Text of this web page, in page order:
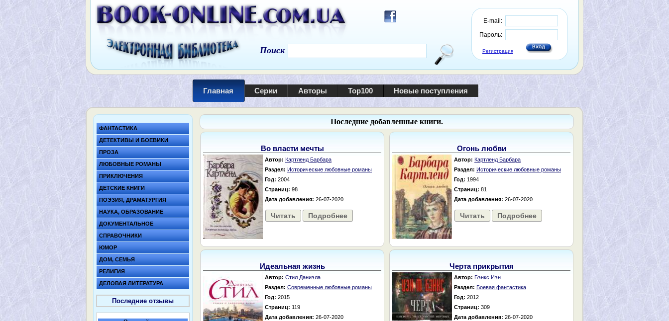
E-mail:
Пароль:
Регистрация
Поиск
Главная Серии Авторы Top100 Новые поступления
ФАНТАСТИКА
ДЕТЕКТИВЫ И БОЕВИКИ
ПРОЗА
ЛЮБОВНЫЕ РОМАНЫ
ПРИКЛЮЧЕНИЯ
ДЕТСКИЕ КНИГИ
ПОЭЗИЯ, ДРАМАТУРГИЯ
НАУКА, ОБРАЗОВАНИЕ
ДОКУМЕНТАЛЬНОЕ
СПРАВОЧНИКИ
ЮМОР
ДОМ, СЕМЬЯ
РЕЛИГИЯ
ДЕЛОВАЯ ЛИТЕРАТУРА
Последние отзывы
Последние добавленные книги.
Во власти мечты
Автор: Картленд Барбара
Раздел: Исторические любовные романы
Год: 2004
Страниц: 98
Дата добавления: 26-07-2020
Читать Подробнее
Огонь любви
Автор: Картленд Барбара
Раздел: Исторические любовные романы
Год: 1994
Страниц: 81
Дата добавления: 26-07-2020
Читать Подробнее
Идеальная жизнь
Автор: Стил Даниэла
Раздел: Современные любовные романы
Год: 2015
Страниц: 119
Дата добавления: 26-07-2020
Черта прикрытия
Автор: Бэнкс Иэн
Раздел: Боевая фантастика
Год: 2012
Страниц: 309
Дата добавления: 26-07-2020